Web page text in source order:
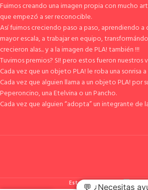
Fuimos creando una imagen propia con mucho
que empezó a ser reconocible.
Así fuimos creciendo paso a paso, aprendiendo a
mayor escala, a trabajar en equipo,
crecieron alas... y a la imagen de PLA! también !!!
Tuvimos premios? SI! pero estos fueron nuestros
Cada vez que un objeto PLA! le roba una sonrisa
Cada vez que alguien llama a un objeto PLA! por
Peperoncino, una Etelvina o un Pancho.
Cada vez que alguien “adopta” un integrante de
Esto es pla! 2023
💬 ¿Necesitas